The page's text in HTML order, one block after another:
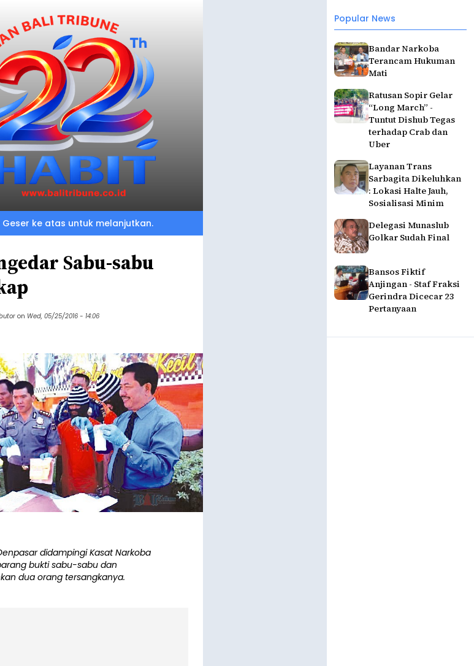
Popular News
Bandar Narkoba
Terancam Hukuman
Mati
Ratusan Sopir Gelar
“Long March” -
Tuntut Dishub Tegas
terhadap Crab dan
Uber
Layanan Trans
Sarbagita Dikeluhkan
: Lokasi Halte Jauh,
Sosialisasi Minim
Delegasi Munaslub
Golkar Sudah Final
Bansos Fiktif
Anjingan - Staf Fraksi
Gerindra Dicecar 23
Pertanyaan
ke atas untuk melanjutkan.
Sabu-sabu
on Wed, 05/25/2016 - 14:06
didampingi Kasat Narkoba
bukti sabu-sabu dan
dua orang tersangkanya.